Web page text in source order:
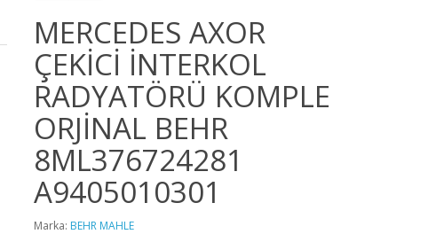
MERCEDES AXOR
ÇEKİCİ İNTERKOL
RADYATÖRÜ KOMPLE
ORJİNAL BEHR
8ML376724281
A9405010301
Marka: BEHR MAHLE